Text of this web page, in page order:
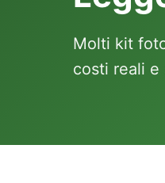
Molti kit
costi reali